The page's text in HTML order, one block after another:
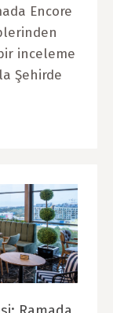
Encore
inceleme
Şehirde